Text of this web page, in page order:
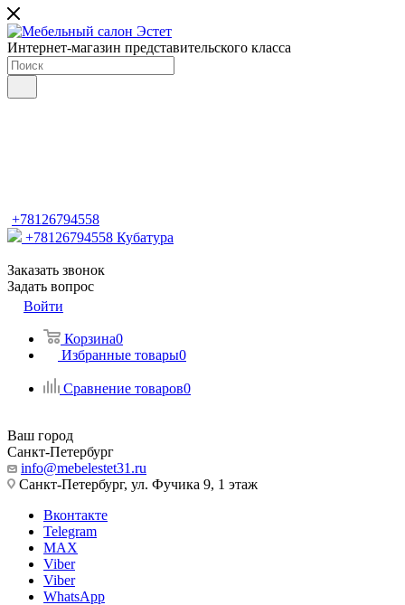
Интернет-магазин представительского класса
+78126794558
+78126794558 Кубатура
Заказать звонок
Задать вопрос
Войти
Корзина0
Избранные товары0
Сравнение товаров0
Ваш город
Санкт-Петербург
info@mebelestet31.ru
Санкт-Петербург, ул. Фучика 9, 1 этаж
Вконтакте
Telegram
MAX
Viber
Viber
WhatsApp